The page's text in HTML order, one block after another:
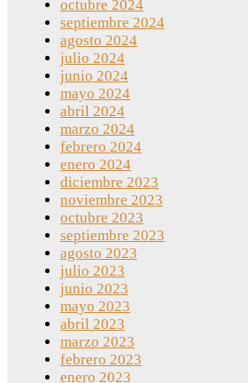
octubre 2024
septiembre 2024
agosto 2024
julio 2024
junio 2024
mayo 2024
abril 2024
marzo 2024
febrero 2024
enero 2024
diciembre 2023
noviembre 2023
octubre 2023
septiembre 2023
agosto 2023
julio 2023
junio 2023
mayo 2023
abril 2023
marzo 2023
febrero 2023
enero 2023